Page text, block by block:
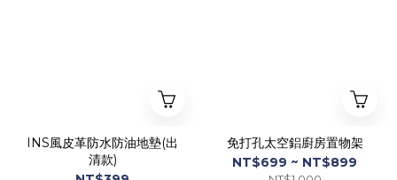
INS風皮革防水防油地墊(出
清款)
免打孔太空鋁廚房置物架
NT$699 ~ NT$899